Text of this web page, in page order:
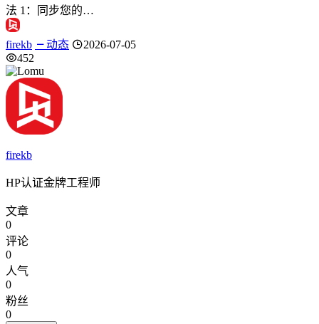
法 1：同步您的…
firekb 动态
2026-07-05
452
firekb
HP认证金牌工程师
文章
0
评论
0
人气
0
粉丝
0